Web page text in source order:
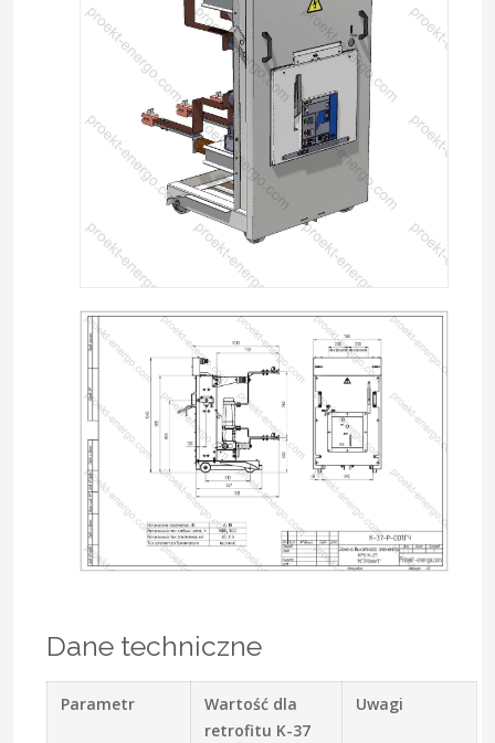
Dane techniczne
Parametr
Wartość dla
retrofitu K-37
Uwagi